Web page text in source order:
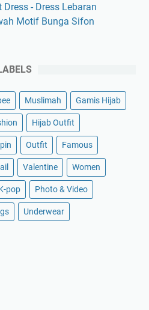
- Dress Lebaran
Motif Bunga Sifon
Muslimah Gamis Hijab
Hijab Outfit
pin Outfit Famous
Valentine Women
pop Photo & Video
Underwear